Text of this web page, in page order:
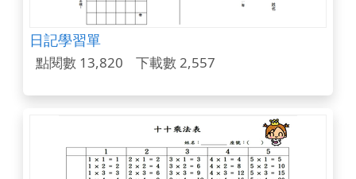
日記學習單
點閱數 13,820 下載數 2,557